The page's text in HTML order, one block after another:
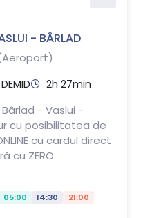
- BÂRLAD
2h 27min
- Vaslui -
cu posibilitatea de
cu cardul direct
cu ZERO
05:00 14:30 21:00